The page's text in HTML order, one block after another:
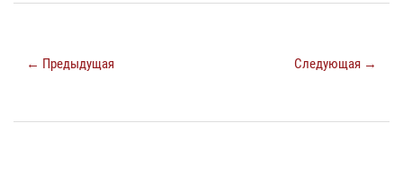
← Предыдущая Следующая →